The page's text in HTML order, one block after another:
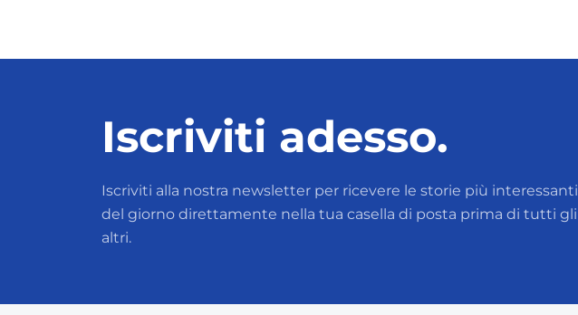
Iscriviti adesso.
Iscriviti alla nostra newsletter per ricevere le storie più interessanti
del giorno direttamente nella tua casella di posta prima di tutti gli
altri.